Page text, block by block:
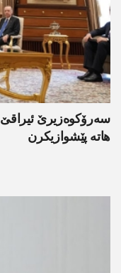
سەرۆکوەزیرێ ئیراقێ
ھاتە پێشوازیکرن